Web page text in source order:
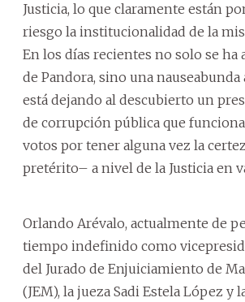
Justicia, lo que claramente están
riesgo la institucionalidad de la
En los días recientes no solo se ha
de Pandora, sino una
está dejando al descubierto un
de corrupción pública que
votos por tener alguna vez la
pretérito– a nivel de la Justicia en
Orlando Arévalo, actualmente de
tiempo indefinido como
del Jurado de Enjuiciamiento de
(JEM), la jueza Sadi Estela López y